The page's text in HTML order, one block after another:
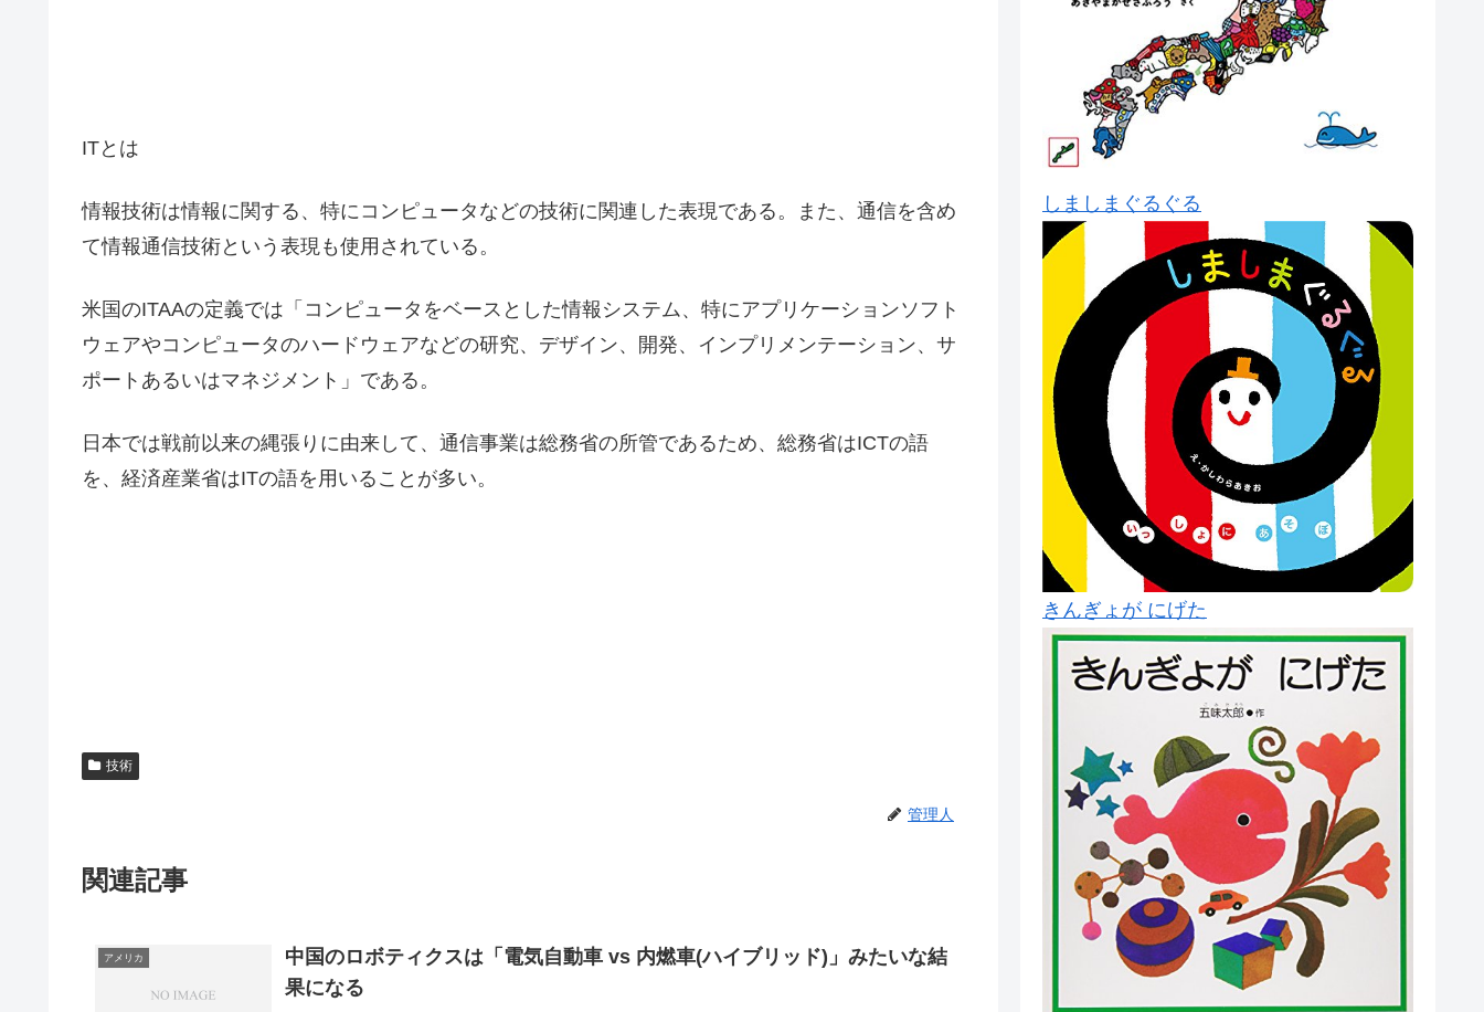
ITとは
情報技術は情報に関する、特にコンピュータなどの技術に関連した表現である。また、通信を含め
て情報通信技術という表現も使用されている。
米国のITAAの定義では「コンピュータをベースとした情報システム、特にアプリケーションソフト
ウェアやコンピュータのハードウェアなどの研究、デザイン、開発、インプリメンテーション、サ
ポートあるいはマネジメント」である。
日本では戦前以来の縄張りに由来して、通信事業は総務省の所管であるため、総務省はICTの語
を、経済産業省はITの語を用いることが多い。
技術
管理人
関連記事
アメリカ
中国のロボティクスは「電気自動車 vs 内燃車(ハイブリッド)」みたいな結
果になる
しましまぐるぐる
きんぎょが にげた